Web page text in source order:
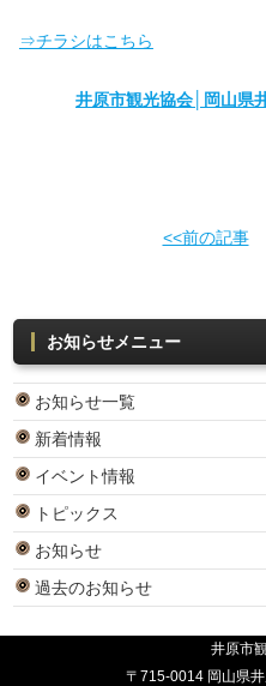
⇒チラシはこちら
井原市観光協会│岡山県
<<前の記事
お知らせメニュー
お知らせ一覧
新着情報
イベント情報
トピックス
お知らせ
過去のお知らせ
井原市
〒715-0014 岡山県